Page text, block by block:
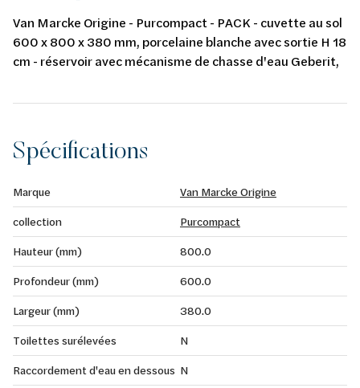
Van Marcke Origine - Purcompact - PACK - cuvette au sol
600 x 800 x 380 mm, porcelaine blanche avec sortie H 18
cm - réservoir avec mécanisme de chasse d'eau Geberit,
duroplast
Spécifications
Marque
Van Marcke Origine
collection
Purcompact
Hauteur (mm)
800.0
Profondeur (mm)
600.0
Largeur (mm)
380.0
Toilettes surélevées
N
Raccordement d'eau en dessous N